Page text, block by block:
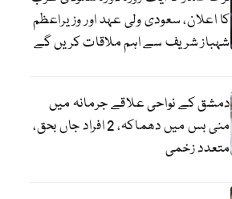
کا اعلان، سعودی ولی عہد اور وزیراعظم
شہباز شریف سے اہم ملاقات کریں گے
دمشق کے نواحی علاقے جرمانہ میں
منی بس میں دھماکہ، 2 افراد جاں بحق،
متعدد زخمی